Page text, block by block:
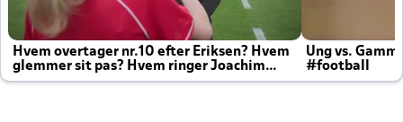
Hvem overtager nr.10 efter Eriksen? Hvem
glemmer sit pas? Hvem ringer Joachim
altid til efter kampe?
Ung vs.
#football